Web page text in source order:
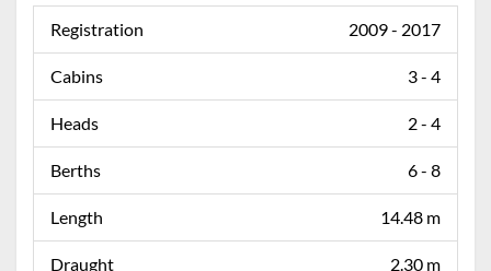
Registration 2009 - 2017
Cabins 3 - 4
Heads 2 - 4
Berths 6 - 8
Length 14.48 m
Draught 2.30 m